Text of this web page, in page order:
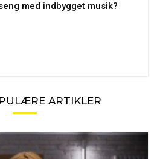
med indbygget musik?
ARTIKLER